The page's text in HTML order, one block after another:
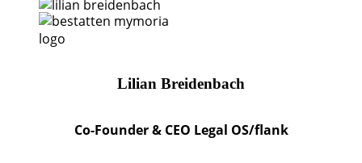
Lilian Breidenbach
Co-Founder & CEO Legal OS/flank